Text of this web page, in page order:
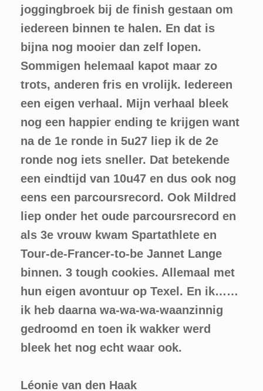
joggingbroek bij de finish gestaan om
iedereen binnen te halen. En dat is
bijna nog mooier dan zelf lopen.
Sommigen helemaal kapot maar zo
trots, anderen fris en vrolijk. Iedereen
een eigen verhaal. Mijn verhaal bleek
nog een happier ending te krijgen want
na de 1e ronde in 5u27 liep ik de 2e
ronde nog iets sneller. Dat betekende
een eindtijd van 10u47 en dus ook nog
eens een parcoursrecord. Ook Mildred
liep onder het oude parcoursrecord en
als 3e vrouw kwam Spartathlete en
Tour-de-Francer-to-be Jannet Lange
binnen. 3 tough cookies. Allemaal met
hun eigen avontuur op Texel. En ik……
ik heb daarna wa-wa-wa-waanzinnig
gedroomd en toen ik wakker werd
bleek het nog echt waar ook.
Léonie van den Haak